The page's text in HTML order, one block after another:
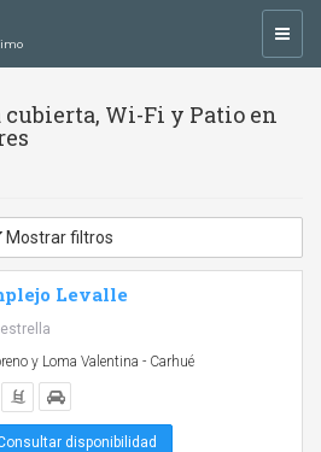
cubierta, Wi-Fi y Patio en
Mostrar filtros
Levalle
y Loma Valentina - Carhué
disponibilidad